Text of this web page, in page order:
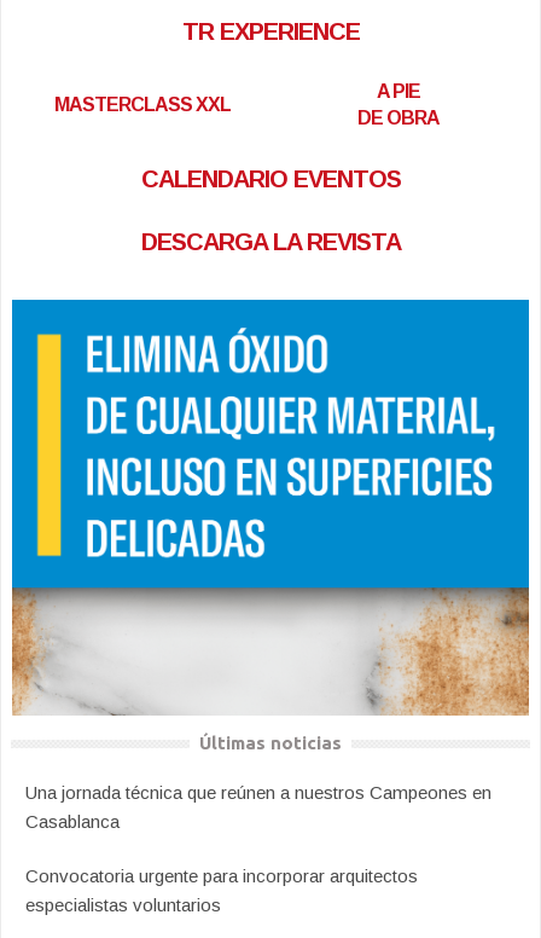
TR EXPERIENCE
MASTERCLASS XXL
A PIE
DE OBRA
CALENDARIO EVENTOS
DESCARGA LA REVISTA
Últimas noticias
Una jornada técnica que reúnen a nuestros Campeones en
Casablanca
Convocatoria urgente para incorporar arquitectos
especialistas voluntarios